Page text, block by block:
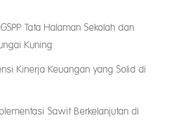
Tata Halaman Sekolah dan
Kuning
Kinerja Keuangan yang Solid di
Sawit Berkelanjutan di